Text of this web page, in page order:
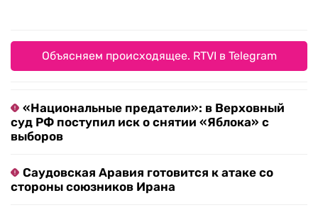
Объясняем происходящее. RTVI в Telegram
«Национальные предатели»: в Верховный
суд РФ поступил иск о снятии «Яблока» с
выборов
Саудовская Аравия готовится к атаке со
стороны союзников Ирана